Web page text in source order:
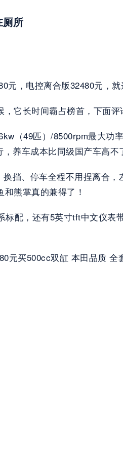
所
，电控离合版32480元，
它长时间霸占榜首，下面评
（49匹）/8500rpm最大功
养车成本比同级国产车高不
挡、停车全程不用捏离合
熊掌真的兼得了！
配，还有5英寸tft中文仪表
买500cc双缸 本田品质 全